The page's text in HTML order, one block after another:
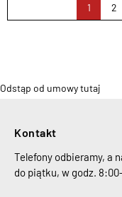
1 2
Odstąp od umowy tutaj
Kontakt
Telefony odbieramy, a
do piątku, w godz.